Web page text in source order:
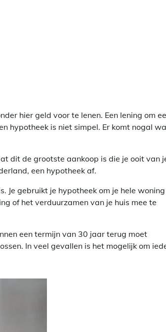
hier geld voor te lenen. Een lening om
hypotheek is niet simpel. Er komt nogal
dit de grootste aankoop is die je ooit van
een hypotheek af.
Je gebruikt je hypotheek om je hele
of het verduurzamen van je huis mee te
een termijn van 30 jaar terug moet
In veel gevallen is het mogelijk om